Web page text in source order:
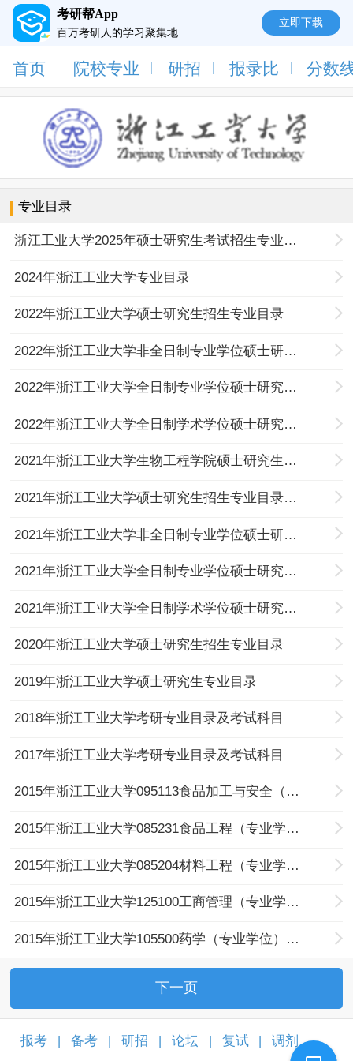
考研帮App
百万考研人的学习聚集地
立即下载
首页 院校专业 研招 报录比 分数
专业目录
浙江工业大学2025年硕士研究生考试招生专业目录
2024年浙江工业大学专业目录
2022年浙江工业大学硕士研究生招生专业目录
2022年浙江工业大学非全日制专业学位硕士研究生考试招生专业目录
2022年浙江工业大学全日制专业学位硕士研究生考试招生专业目录
2022年浙江工业大学全日制学术学位硕士研究生考试招生专业目录
2021年浙江工业大学生物工程学院硕士研究生招生目录
2021年浙江工业大学硕士研究生招生专业目录汇总
2021年浙江工业大学非全日制专业学位硕士研究生招生专业目录
2021年浙江工业大学全日制专业学位硕士研究生招生专业目录
2021年浙江工业大学全日制学术学位硕士研究生招生专业目录
2020年浙江工业大学硕士研究生招生专业目录
2019年浙江工业大学硕士研究生专业目录
2018年浙江工业大学考研专业目录及考试科目
2017年浙江工业大学考研专业目录及考试科目
2015年浙江工业大学095113食品加工与安全（专业学位）考研专业目录及考试科目
2015年浙江工业大学085231食品工程（专业学位）考研专业目录及考试科目
2015年浙江工业大学085204材料工程（专业学位）考研专业目录及考试科目
2015年浙江工业大学125100工商管理（专业学位）考研专业目录及考试科目
2015年浙江工业大学105500药学（专业学位）考研专业目录及考试科目
下一页
报考 备考 研招 论坛 复试 调剂